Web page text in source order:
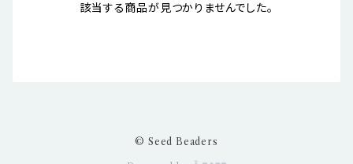
該当する商品が見つかりませんでした。
© Seed Beaders